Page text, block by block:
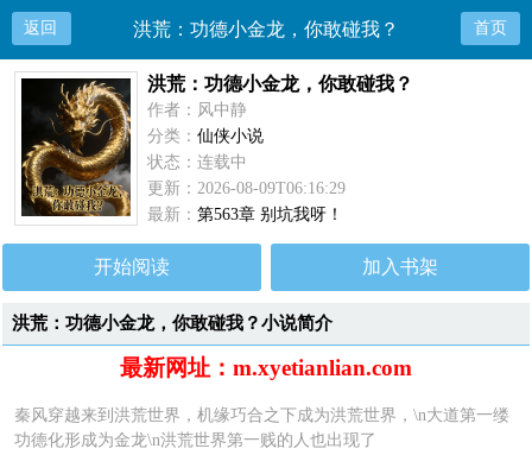
返回 洪荒：功德小金龙，你敢碰我？ 首页
洪荒：功德小金龙，你敢碰我？
作者：风中静
分类：仙侠小说
状态：连载中
更新：2026-08-09T06:16:29
最新：第563章 别坑我呀！
开始阅读 加入书架
洪荒：功德小金龙，你敢碰我？小说简介
最新网址：m.xyetianlian.com
秦风穿越来到洪荒世界，机缘巧合之下成为洪荒世界，\n大道第一缕
功德化形成为金龙\n洪荒世界第一贱的人也出现了